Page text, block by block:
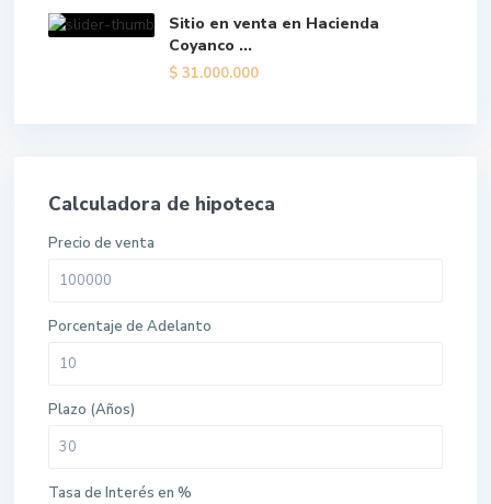
Sitio en venta en Hacienda
Coyanco ...
$ 31.000.000
Calculadora de hipoteca
Precio de venta
Porcentaje de Adelanto
Plazo (Años)
Tasa de Interés en %